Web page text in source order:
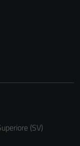
(SV)